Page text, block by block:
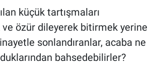
küçük tartışmaları
özür dileyerek bitirmek yerine
sonlandıranlar, acaba ne
bahsedebilirler?